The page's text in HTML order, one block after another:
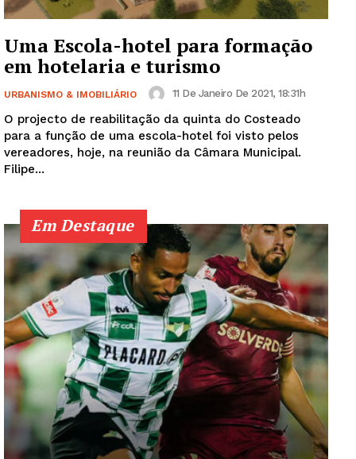
Uma Escola-hotel para formação
em hotelaria e turismo
URBANISMO & IMOBILIÁRIO 11 De Janeiro De 2021, 18:31h
O projecto de reabilitação da quinta do Costeado
para a função de uma escola-hotel foi visto pelos
vereadores, hoje, na reunião da Câmara Municipal.
Filipe...
Em Destaque